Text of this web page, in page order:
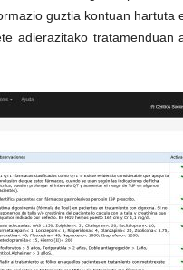
guztia kontuan hartuta
adierazitako tratamenduan